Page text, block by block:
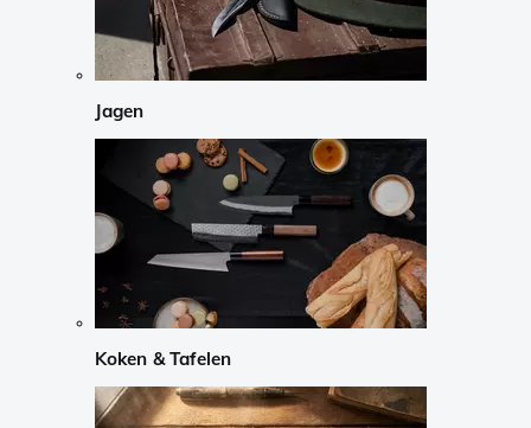
Jagen
Koken & Tafelen